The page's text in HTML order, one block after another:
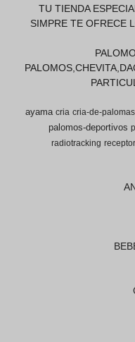
TU TIENDA
SIMPRE TE OFRECE
ayama cria cria-de-palomas
palomos-deportivos
radiotracking receptor